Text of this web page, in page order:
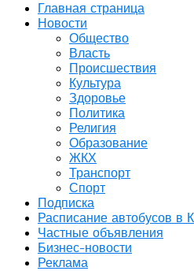
Главная страница
Новости
Общество
Власть
Происшествия
Культура
Здоровье
Политика
Религия
Образование
ЖКХ
Транспорт
Спорт
Подписка
Расписание автобусов в
Частные объявления
Бизнес-новости
Реклама